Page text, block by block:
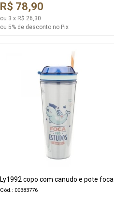
R$ 78,90
ou 3 x R$ 26,30
ou 5% de desconto no Pix
Ly1992 copo com canudo e pote foca
Cód.: 00383776